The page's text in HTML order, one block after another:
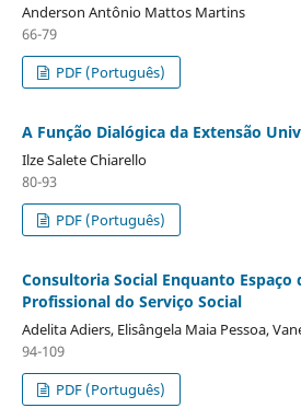
Anderson Antônio Mattos Martins
66-79
PDF (Português)
A Função Dialógica da Extensão
Ilze Salete Chiarello
80-93
PDF (Português)
Consultoria Social Enquanto Espaço
Profissional do Serviço Social
Adelita Adiers, Elisângela Maia Pessoa,
94-109
PDF (Português)